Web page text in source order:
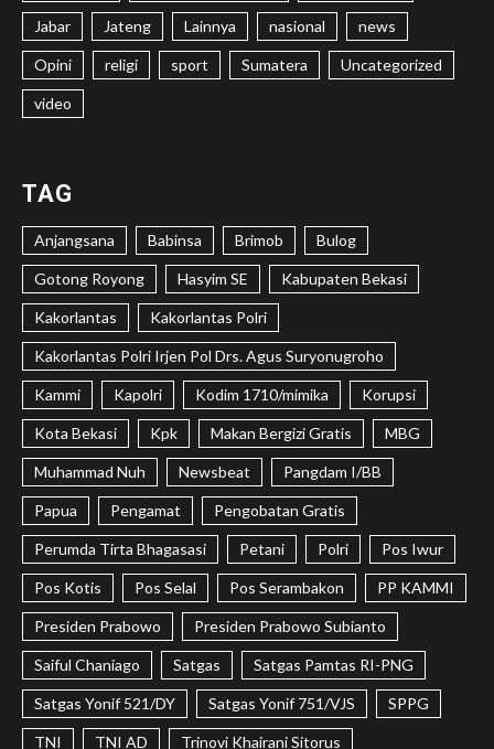
Jabar Jateng Lainnya nasional news
Opini religi sport Sumatera Uncategorized
video
TAG
Anjangsana Babinsa Brimob Bulog
Gotong Royong Hasyim SE Kabupaten Bekasi
Kakorlantas Kakorlantas Polri
Kakorlantas Polri Irjen Pol Drs. Agus Suryonugroho
Kammi Kapolri Kodim 1710/mimika Korupsi
Kota Bekasi Kpk Makan Bergizi Gratis MBG
Muhammad Nuh Newsbeat Pangdam I/BB
Papua Pengamat Pengobatan Gratis
Perumda Tirta Bhagasasi Petani Polri Pos Iwur
Pos Kotis Pos Selal Pos Serambakon PP KAMMI
Presiden Prabowo Presiden Prabowo Subianto
Saiful Chaniago Satgas Satgas Pamtas RI-PNG
Satgas Yonif 521/DY Satgas Yonif 751/VJS SPPG
TNI TNI AD Trinovi Khairani Sitorus